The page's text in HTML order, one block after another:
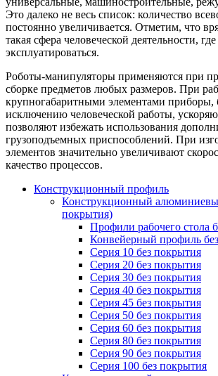
Это далеко не весь список: количество
постоянно увеличивается. Отметим, что
такая сфера человеческой деятельности,
эксплуатироваться.
Роботы-манипуляторы применяются при
сборке предметов любых размеров. При
крупногабаритными элементами приборы,
исключению человеческой работы,
позволяют избежать использования
грузоподъемных приспособлений. При
элементов значительно увеличивают
качество процессов.
Конструкционный профиль
Конструкционный
покрытия)
Профили рабочего стола
Конвейерный профиль
Серия 10 без покрытия
Серия 20 без покрытия
Серия 30 без покрытия
Серия 40 без покрытия
Серия 45 без покрытия
Серия 50 без покрытия
Серия 60 без покрытия
Серия 80 без покрытия
Серия 90 без покрытия
Серия 100 без покрытия